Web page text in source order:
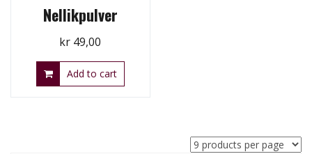
Nellikpulver
kr 49,00
Add to cart